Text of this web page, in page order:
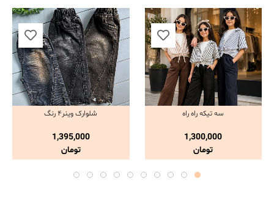
مشاهده و خرید
سه تیکه راه راه
1,300,000
تومان
مشاهده و خرید
شلوارک وینر۴ رنگ
1,395,000
تومان